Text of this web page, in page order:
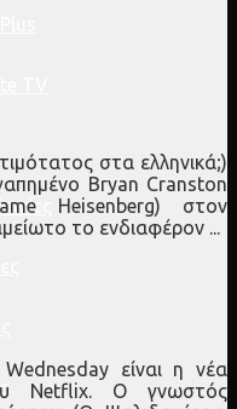
στα ελληνικά;)
Bryan Cranston
Heisenberg) στον
το ενδιαφέρον ...
είναι η νέα
Netflix. Ο γνωστός